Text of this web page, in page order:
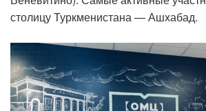
столицу Туркменистана — Ашхабад.